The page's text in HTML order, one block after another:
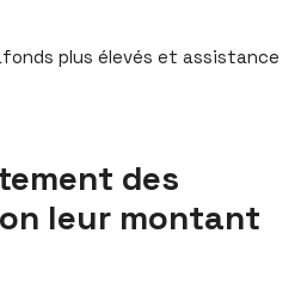
plus élevés et assistance
des
leur montant